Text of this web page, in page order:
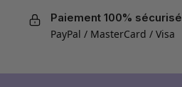
Paiement 100% sécurisé
PayPal / MasterCard / Visa